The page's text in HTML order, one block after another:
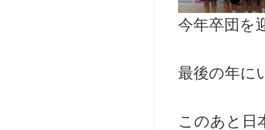
今年卒団を
最後の年に
このあと日